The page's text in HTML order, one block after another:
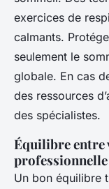
exercices de
calmants.
seulement le
globale. En cas
des ressources
des spécialistes.
Équilibre entre
professionnelle
Un bon équilibre